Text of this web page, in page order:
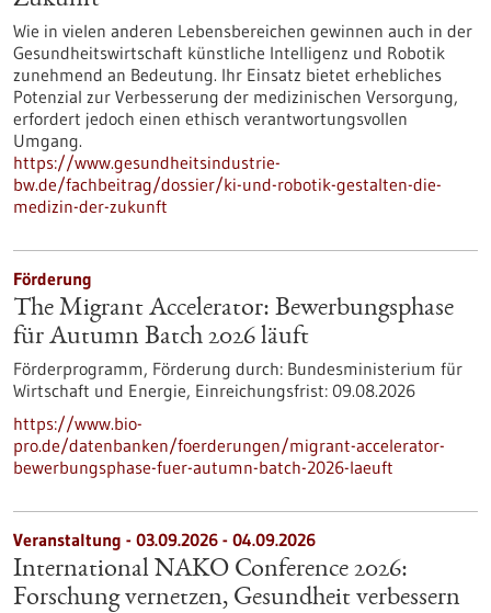
Wie in vielen anderen Lebensbereichen gewinnen auch in der
Gesundheitswirtschaft künstliche Intelligenz und Robotik
zunehmend an Bedeutung. Ihr Einsatz bietet erhebliches
Potenzial zur Verbesserung der medizinischen Versorgung,
erfordert jedoch einen ethisch verantwortungsvollen
Umgang.
https://www.gesundheitsindustrie-
bw.de/fachbeitrag/dossier/ki-und-robotik-gestalten-die-
medizin-der-zukunft
Förderung
The Migrant Accelerator: Bewerbungsphase
für Autumn Batch 2026 läuft
Förderprogramm, Förderung durch: Bundesministerium für
Wirtschaft und Energie, Einreichungsfrist: 09.08.2026
https://www.bio-
pro.de/datenbanken/foerderungen/migrant-accelerator-
bewerbungsphase-fuer-autumn-batch-2026-laeuft
Veranstaltung - 03.09.2026 - 04.09.2026
International NAKO Conference 2026:
Forschung vernetzen, Gesundheit verbessern